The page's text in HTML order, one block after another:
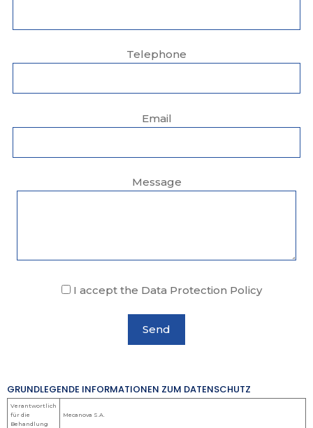
Telephone
Email
Message
I accept the Data Protection Policy
GRUNDLEGENDE INFORMATIONEN ZUM DATENSCHUTZ
Verantwortlich
für die
Behandlung
Mecanova S.A.